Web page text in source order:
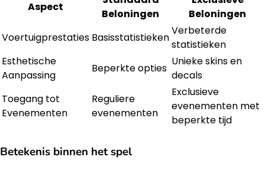
Aspect
Beloningen
Beloningen
Voertuigprestaties Basisstatistieken
Verbeterde
statistieken
Esthetische
Aanpassing
Beperkte opties
Unieke skins en
decals
Toegang tot
Evenementen
Reguliere
evenementen
Exclusieve
evenementen met
beperkte tijd
Betekenis binnen het spel